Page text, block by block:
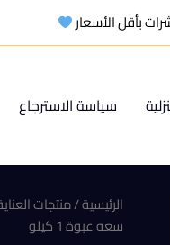
بأقل الأسعار
سياسة الاسترجاع
الرئيسية/منتجات
سعه عبوة 1 كيلو